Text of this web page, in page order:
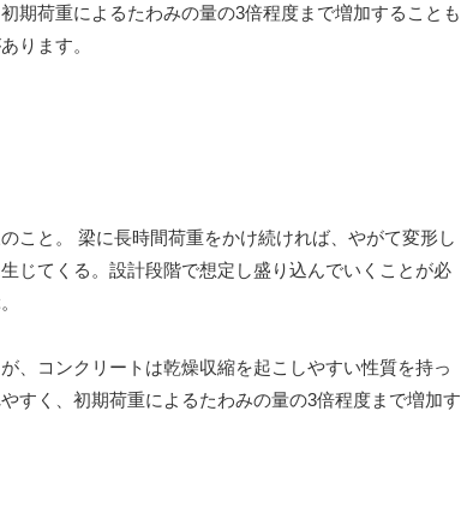
期荷重によるたわみの量の3倍程度まで増加することも
ります。
こと。 梁に長時間荷重をかけ続ければ、やがて変形し
じてくる。設計段階で想定し盛り込んでいくことが必
、コンクリートは乾燥収縮を起こしやすい性質を持っ
すく、初期荷重によるたわみの量の3倍程度まで増加す